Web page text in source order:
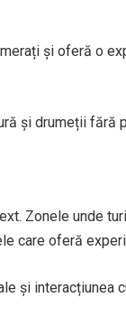
și oferă o
și drumeții fără
Zonele unde
care oferă
și interacțiunea